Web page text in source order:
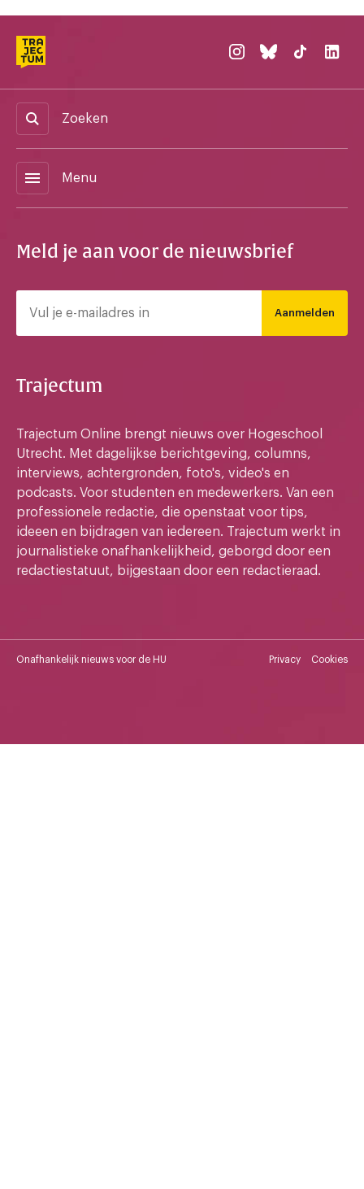
Zoeken
menu Menu
Meld je aan voor de nieuwsbrief
Aanmelden
Trajectum
Trajectum Online brengt nieuws over Hogeschool
Utrecht. Met dagelijkse berichtgeving, columns,
interviews, achtergronden, foto's, video's en
podcasts. Voor studenten en medewerkers. Van een
professionele redactie, die openstaat voor tips,
ideeen en bijdragen van iedereen. Trajectum werkt in
journalistieke onafhankelijkheid, geborgd door een
redactiestatuut, bijgestaan door een redactieraad.
Onafhankelijk nieuws voor de HU Privacy Cookies